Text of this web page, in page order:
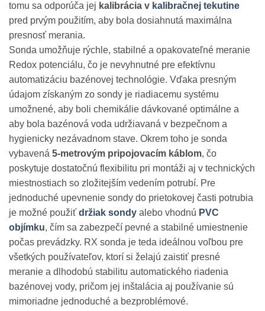
tomu sa odporúča jej kalibrácia v kalibračnej tekutine
pred prvým použitím, aby bola dosiahnutá maximálna
presnosť merania.
Sonda umožňuje rýchle, stabilné a opakovateľné meranie
Redox potenciálu, čo je nevyhnutné pre efektívnu
automatizáciu bazénovej technológie. Vďaka presným
údajom získaným zo sondy je riadiacemu systému
umožnené, aby boli chemikálie dávkované optimálne a
aby bola bazénová voda udržiavaná v bezpečnom a
hygienicky nezávadnom stave. Okrem toho je sonda
vybavená 5-metrovým pripojovacím káblom, čo
poskytuje dostatočnú flexibilitu pri montáži aj v technických
miestnostiach so zložitejším vedením potrubí. Pre
jednoduché upevnenie sondy do prietokovej časti potrubia
je možné použiť držiak sondy alebo vhodnú PVC
objímku, čím sa zabezpečí pevné a stabilné umiestnenie
počas prevádzky. RX sonda je teda ideálnou voľbou pre
všetkých používateľov, ktorí si želajú zaistiť presné
meranie a dlhodobú stabilitu automatického riadenia
bazénovej vody, pričom jej inštalácia aj používanie sú
mimoriadne jednoduché a bezproblémové.